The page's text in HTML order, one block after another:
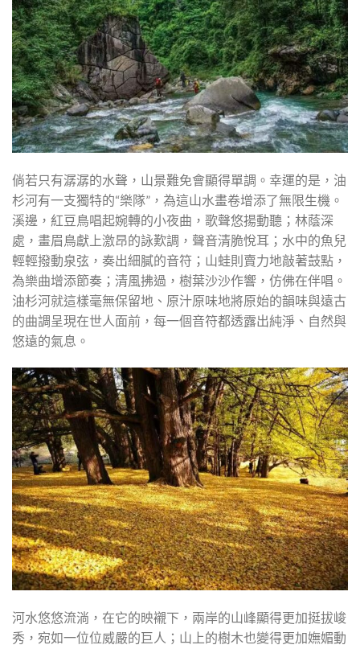
倘若只有潺潺的水聲，山景難免會顯得單調。幸運的是，油
杉河有一支獨特的“樂隊”，為這山水畫卷增添了無限生機。
溪邊，紅豆鳥唱起婉轉的小夜曲，歌聲悠揚動聽；林蔭深
處，畫眉鳥獻上激昂的詠歎調，聲音清脆悅耳；水中的魚兒
輕輕撥動泉弦，奏出細膩的音符；山蛙則賣力地敲著鼓點，
為樂曲增添節奏；清風拂過，樹葉沙沙作響，仿佛在伴唱。
油杉河就這樣毫無保留地、原汁原味地將原始的韻味與遠古
的曲調呈現在世人面前，每一個音符都透露出純淨、自然與
悠遠的氣息。
河水悠悠流淌，在它的映襯下，兩岸的山峰顯得更加挺拔峻
秀，宛如一位位威嚴的巨人；山上的樹木也變得更加嫵媚動